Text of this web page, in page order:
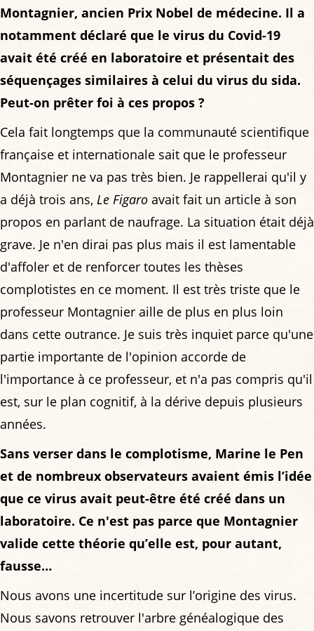
Montagnier, ancien Prix Nobel de médecine. Il a
notamment déclaré que le virus du Covid-19
avait été créé en laboratoire et présentait des
séquençages similaires à celui du virus du sida.
Peut-on prêter foi à ces propos ?
Cela fait longtemps que la communauté scientifique
française et internationale sait que le professeur
Montagnier ne va pas très bien. Je rappellerai qu'il y
a déjà trois ans, Le Figaro avait fait un article à son
propos en parlant de naufrage. La situation était déjà
grave. Je n'en dirai pas plus mais il est lamentable
d'affoler et de renforcer toutes les thèses
complotistes en ce moment. Il est très triste que le
professeur Montagnier aille de plus en plus loin
dans cette outrance. Je suis très inquiet parce qu'une
partie importante de l'opinion accorde de
l'importance à ce professeur, et n'a pas compris qu'il
est, sur le plan cognitif, à la dérive depuis plusieurs
années.
Sans verser dans le complotisme, Marine le Pen
et de nombreux observateurs avaient émis l’idée
que ce virus avait peut-être été créé dans un
laboratoire. Ce n'est pas parce que Montagnier
valide cette théorie qu’elle est, pour autant,
fausse…
Nous avons une incertitude sur l’origine des virus.
Nous savons retrouver l'arbre généalogique des